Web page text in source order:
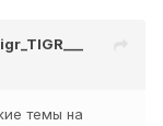
темы на